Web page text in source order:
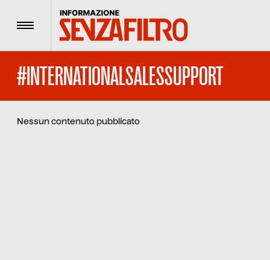
Menu
#INTERNATIONALSALESSUPPORT
Nessun contenuto pubblicato